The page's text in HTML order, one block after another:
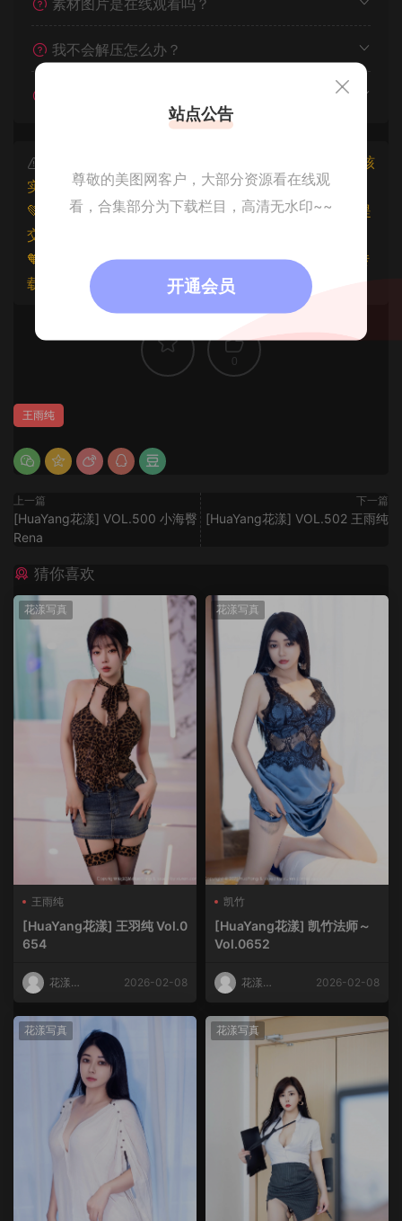
我不会解压怎么办？
本文资源仅供个人参考学习，请勿批量搬运，一经核
实将封禁账号权限！
💚本文资源均来源网友分享，若侵犯了您的权益可以提
交工单处理。
🧡原文链接：https://www.znjfg.com/3664.html
，转
载请注明出处。
0
王雨纯
上一篇
[HuaYang花漾] VOL.500 小海臀
Rena
下一篇
[HuaYang花漾] VOL.502 王雨纯
猜你喜欢
花漾写真
王雨纯
[HuaYang花漾] 王羽纯 Vol.0
654
花漾
2026-02-08
花漾写真
凯竹
[HuaYang花漾] 凯竹法师～
Vol.0652
花漾
2026-02-08
花漾写真 花漾写真
站点公告
尊敬的美图网客户，大部分资源看在线观
看，合集部分为下载栏目，高清无水印~~
开通会员